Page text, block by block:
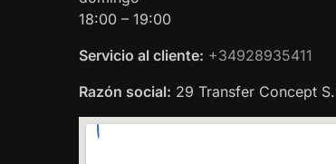
18:00 – 19:00
Servicio al cliente: +34928935411
Razón social: 29 Transfer Concept